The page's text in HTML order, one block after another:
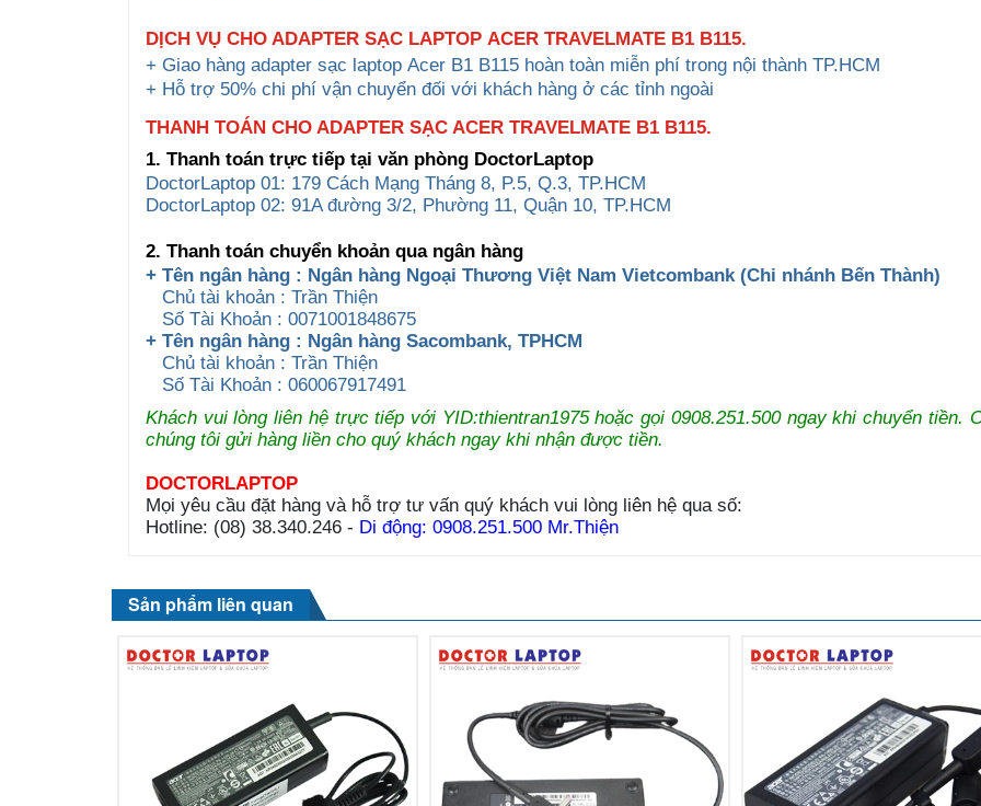
DỊCH VỤ CHO ADAPTER SẠC LAPTOP ACER TRAVELMATE B1 B115.
+ Giao hàng adapter sạc laptop Acer B1 B115 hoàn toàn miễn phí trong nội thành TP.HCM
+ Hỗ trợ 50% chi phí vận chuyển đối với khách hàng ở các tỉnh ngoài
THANH TOÁN CHO ADAPTER SẠC ACER TRAVELMATE B1 B115.
1. Thanh toán trực tiếp tại văn phòng DoctorLaptop
DoctorLaptop 01: 179 Cách Mạng Tháng 8, P.5, Q.3, TP.HCM
DoctorLaptop 02: 91A đường 3/2, Phường 11, Quận 10, TP.HCM
2. Thanh toán chuyển khoản qua ngân hàng
+ Tên ngân hàng : Ngân hàng Ngoại Thương Việt Nam Vietcombank (Chi nhánh Bến Thành)
Chủ tài khoản : Trần Thiện
Số Tài Khoản : 0071001848675
+ Tên ngân hàng : Ngân hàng Sacombank, TPHCM
Chủ tài khoản : Trần Thiện
Số Tài Khoản : 060067917491
Khách vui lòng liên hệ trực tiếp với YID:thientran1975 hoặc gọi 0908.251.500 ngay khi chuyển tiền.
chúng tôi gửi hàng liền cho quý khách ngay khi nhận được tiền.
DOCTORLAPTOP
Mọi yêu cầu đặt hàng và hỗ trợ tư vấn quý khách vui lòng liên hệ qua số:
Hotline: (08) 38.340.246 - Di động: 0908.251.500 Mr.Thiện
Sản phẩm liên quan